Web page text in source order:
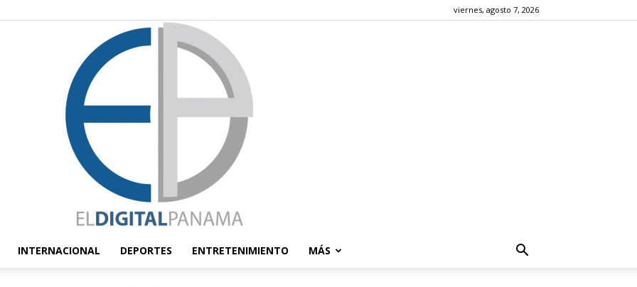
viernes, agosto 7, 2026
INTERNACIONAL DEPORTES ENTRETENIMIENTO MÁS